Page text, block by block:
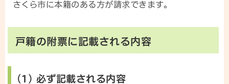
さくら市に本籍のある方が請求できます。
戸籍の附票に記載される内容
(1) 必ず記載される内容